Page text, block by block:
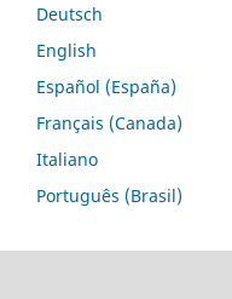
Deutsch
English
Español (España)
Français (Canada)
Italiano
Português (Brasil)